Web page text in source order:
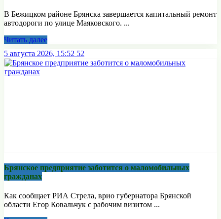
В Бежицком районе Брянска завершается капитальный ремонт
автодороги по улице Маяковского. ...
Читать далее
5 августа 2026, 15:52 52
Брянское предприятие заботится о маломобильных
гражданах
Как сообщает РИА Стрела, врио губернатора Брянской
области Егор Ковальчук с рабочим визитом ...